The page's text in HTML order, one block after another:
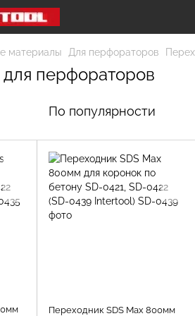
материалы Для перфораторов
перфораторов
По популярности
Переходник SDS Max 800мм